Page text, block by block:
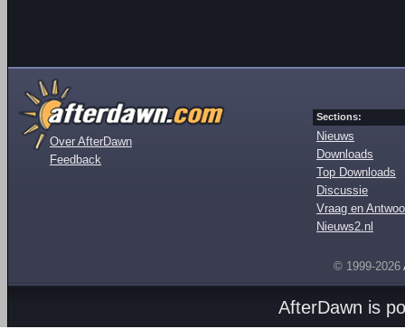
Over AfterDawn
Feedback
Sections:
Nieuws
Downloads
Top Downloads
Discussie
Vraag en
Nieuws2.nl
© 1999-2026
AfterDawn is